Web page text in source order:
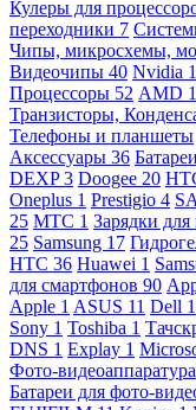
Кулеры для
переходники 7
Чипы, микросхемы,
Видеочипы 40 Nvidia
Процессоры 52 AMD
Транзисторы,
Телефоны и планшеты
Аксессуары 36
DEXP3 Doogee 20
Oneplus 1 Prestigio 4
25 МТС 1 Зарядки
25 Samsung 17
HTC 36 Huawei 1
для смартфонов 90
Apple 1 ASUS 11 Dell 1
Sony 1 Toshiba 1
DNS 1 Explay 1
Фото-видеоаппаратура
Батареи для фото-